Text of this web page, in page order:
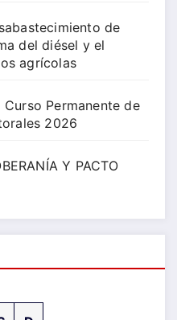
de
del diésel y el
agrícolas
Permanente de
2026
Y PACTO